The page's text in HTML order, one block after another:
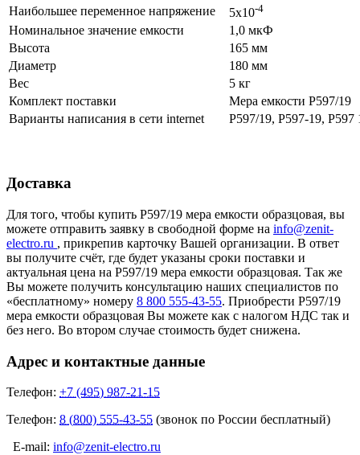
Наибольшее переменное напряжение
5х10-4
Номинальное значение емкости
1,0 мкФ
Высота
165 мм
Диаметр
180 мм
Вес
5 кг
Комплект поставки
Мера емкости Р597/19
Варианты написания в сети internet
Р597/19, Р597-19, Р597
Доставка
Для того, чтобы купить Р597/19 мера емкости образцовая, вы
можете отправить заявку в свободной форме на info@zenit-
electro.ru , прикрепив карточку Вашей организации. В ответ
вы получите счёт, где будет указаны сроки поставки и
актуальная цена на Р597/19 мера емкости образцовая. Так же
Вы можете получить консультацию наших специалистов по
«бесплатному» номеру 8 800 555-43-55. Приобрести Р597/19
мера емкости образцовая Вы можете как с налогом НДС так и
без него. Во втором случае стоимость будет снижена.
Адрес и контактные данные
Телефон: +7 (495) 987-21-15
Телефон: 8 (800) 555-43-55 (звонок по России бесплатный)
E-mail: info@zenit-electro.ru